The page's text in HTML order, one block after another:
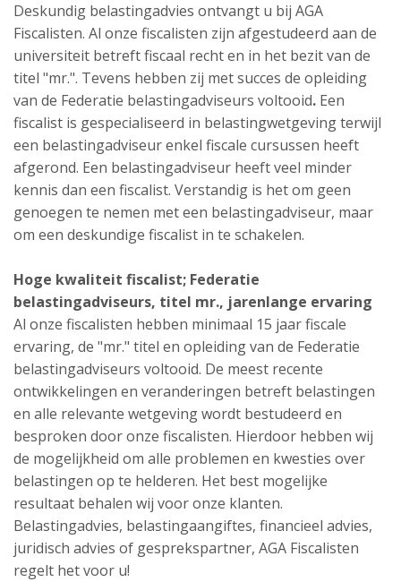
Deskundig belastingadvies ontvangt u bij AGA
Fiscalisten. Al onze fiscalisten zijn afgestudeerd aan de
universiteit betreft fiscaal recht en in het bezit van de
titel "mr.". Tevens hebben zij met succes de opleiding
van de Federatie belastingadviseurs voltooid. Een
fiscalist is gespecialiseerd in belastingwetgeving terwijl
een belastingadviseur enkel fiscale cursussen heeft
afgerond. Een belastingadviseur heeft veel minder
kennis dan een fiscalist. Verstandig is het om geen
genoegen te nemen met een belastingadviseur, maar
om een deskundige fiscalist in te schakelen.
Hoge kwaliteit fiscalist; Federatie
belastingadviseurs, titel mr., jarenlange ervaring
Al onze fiscalisten hebben minimaal 15 jaar fiscale
ervaring, de "mr." titel en opleiding van de Federatie
belastingadviseurs voltooid. De meest recente
ontwikkelingen en veranderingen betreft belastingen
en alle relevante wetgeving wordt bestudeerd en
besproken door onze fiscalisten. Hierdoor hebben wij
de mogelijkheid om alle problemen en kwesties over
belastingen op te helderen. Het best mogelijke
resultaat behalen wij voor onze klanten.
Belastingadvies, belastingaangiftes, financieel advies,
juridisch advies of gesprekspartner, AGA Fiscalisten
regelt het voor u!